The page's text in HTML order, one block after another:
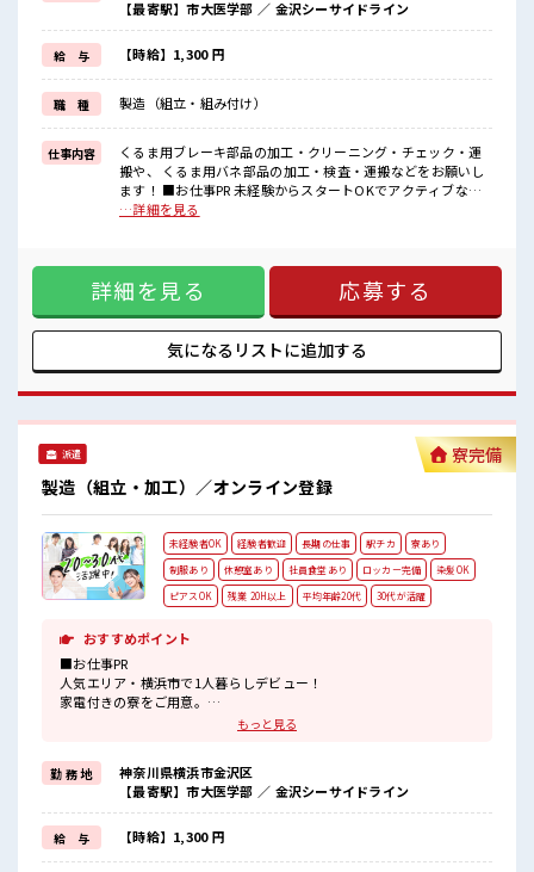
個人ロッカーは着替え用と現場用の2つ貸出可の状態で完備。
最寄りの市大医学部駅から徒歩約5分と駅チカなので毎日の通勤がラ
クチンです。
■職場の雰囲気
≪20代・30代の方活躍中≫
アットホームな雰囲気の環境でサポート体制も万全！
残業もあるからシッカリ稼げます。
キバツ過ぎはNGですが髪のカラー&ピアスOK♪
社員食堂・ロッカー・休憩室完備！
【最寄駅】市大医学部 ／ 金沢シーサイドライン
給 与 【時給】1,300 円
職 種 製造（組立・組み付け）
仕事内容
くるま用ブレーキ部品の加工・クリーニング・チェック・運
搬や、 くるま用バネ部品の加工・検査・運搬などをお願いし
ます！ ■お仕事PR 未経験からスタートOKでアクティブなオ
シゴトを希望される方にもピッタリ！ ウレシイ高時給でガッ
もあります。 個人ロッカーは着替え用と現場用の2つ貸出可の
状態で完備。 最寄りの市大医学部駅から徒歩約5分と駅チカな
ので毎日の通勤がラクチンです。 ■職場の雰囲気 ≪20代・30
代の方活躍中≫ アットホームな雰囲気の環境でサポート体制
も万全！ 残業もあるからシッカリ稼げます。 キバツ過ぎは
NGですが髪のカラー&ピアスOK♪ 社員食堂・ロッカー・休
…詳細を見る
詳細を見る 応募する
気になるリストに追加する
派遣
製造（組立・加工）／オンライン登録
寮完備
未経験者OK 経験者歓迎 長期の仕事 駅チカ
寮あり
制服あり
休憩室あり 社員食堂あり ロッカー完備
染髪OK
ピアスOK
残業 20H以上 平均年齢20代 30代が活躍
おすすめポイント
■お仕事PR
人気エリア・横浜市で1人暮らしデビュー！
家電付きの寮をご用意。
現地までの赴任交通費も規定支給します。
主に車の部品を取り扱う大手メーカー。
工場内は自動化が進んでいるため様々なキカイがあります。
他にもプリペイド式の大きな食堂があり！
さらに便利な売店も付いてます♪
ロッカーも着替え用と現場と1人につき2つを貸出中。
そして1番は最寄駅から徒歩5分という好立地！
もっと見る
勤 務 地
神奈川県横浜市金沢区
【最寄駅】市大医学部 ／ 金沢シーサイドライン
給 与 【時給】1,300 円